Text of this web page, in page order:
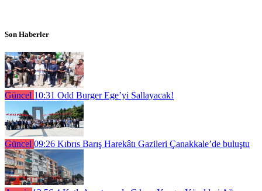
Son Haberler
Güncel 10:31 Odd Burger Ege’yi Sallayacak!
Güncel 09:26 Kıbrıs Barış Harekâtı Gazileri Çanakkale’de buluştu